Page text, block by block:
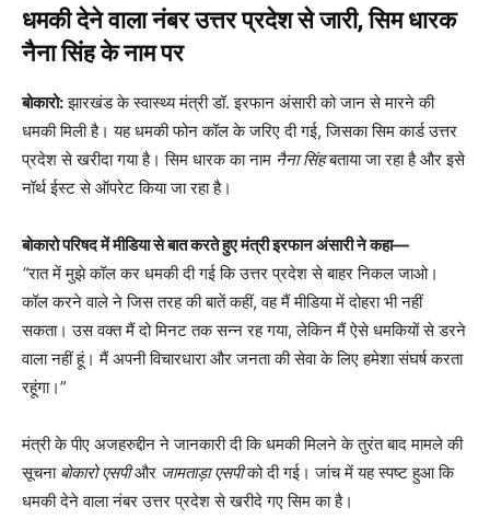
धमकी देने वाला नंबर उत्तर प्रदेश से जारी, सिम धारक
नैना सिंह के नाम पर
बोकारो:झारखंड के स्वास्थ्य मंत्री डॉ. इरफान अंसारी को जान से मारने की
धमकी मिली है। यह धमकी फोन कॉल के जरिए दी गई, जिसका सिम कार्ड उत्तर
प्रदेश से खरीदा गया है। सिम धारक का नाम नैना सिंहबताया जा रहा है और इसे
नॉर्थ ईस्ट से ऑपरेट किया जा रहा है।
बोकारो परिषद में मीडिया से बात करते हुए मंत्री इरफान अंसारी ने कहा—
“रात में मुझे कॉल कर धमकी दी गई कि उत्तर प्रदेश से बाहर निकल जाओ।
कॉल करने वाले ने जिस तरह की बातें कहीं, वह मैं मीडिया में दोहरा भी नहीं
सकता। उस वक्त मैं दो मिनट तक सन्न रह गया, लेकिन मैं ऐसे धमकियों से डरने
वाला नहीं हूं। मैं अपनी विचारधारा और जनता की सेवा के लिए हमेशा संघर्ष करता
रहूंगा।”
मंत्री के पीए अजहरुद्दीन ने जानकारी दी कि धमकी मिलने के तुरंत बाद मामले की
सूचना बोकारो एसपीऔर जामताड़ा एसपीको दी गई। जांच में यह स्पष्ट हुआ कि
धमकी देने वाला नंबर उत्तर प्रदेश से खरीदे गए सिम का है।